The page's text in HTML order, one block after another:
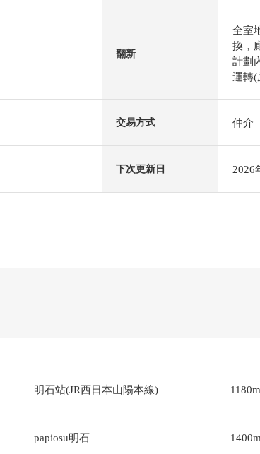
翻新
全室
換，
計劃
運轉(
交易方式 仲介
下次更新日 2026
明石站(JR西日本山陽本線) 1180m
papiosu明石